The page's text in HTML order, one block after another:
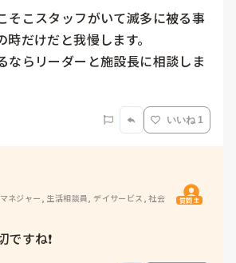
そこスタッフがいて滅多に被る事
だけだと我慢します。
ならリーダーと施設長に相談しま
いいね 1
ネジャー, 生活相談員, デイサービス, 社会 質問主
すね❗